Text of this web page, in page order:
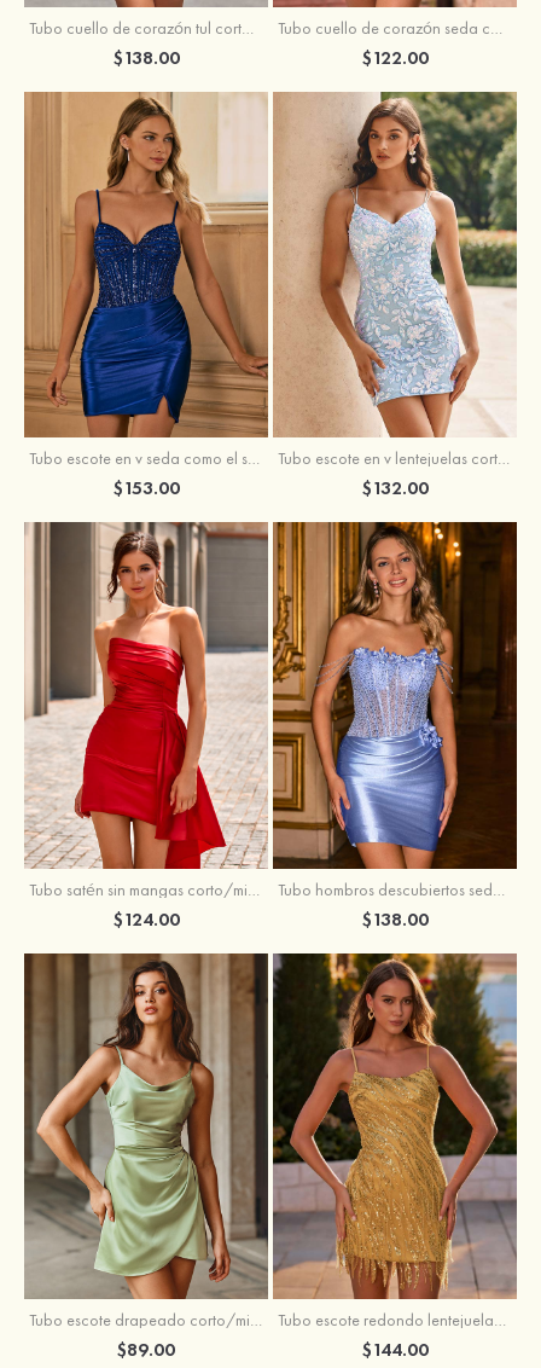
Tubo cuello de corazón tul corto/mini vestido para homecoming
$138.00
Tubo cuello de corazón seda como el satén corto vestido para homecoming
$122.00
Tubo escote en v seda como el satén corto vestido para homecoming
$153.00
Tubo escote en v lentejuelas corto vestido para homecoming
$132.00
$124.00 $138.00
Tubo escote drapeado corto/mini tela charmeuse vestido para homecoming
$89.00
Tubo escote redondo lentejuelas corto vestido para homecoming
$144.00